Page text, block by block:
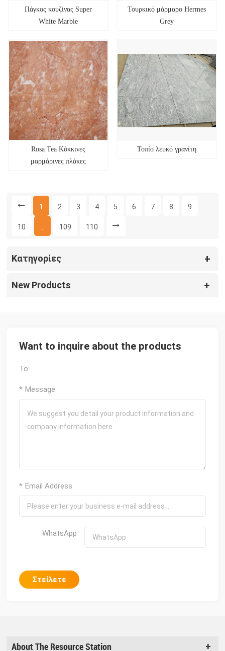
Πάγκος κουζίνας Super
White Marble
Τουρκικό μάρμαρο Hermes
Grey
Rosa Tea Κόκκινες
μαρμάρινες πλάκες
Τοπίο λευκό γρανίτη
1 2 3 4 5 6 7 8 9
10 109 110
Κατηγορίες
New Products
Want to inquire about the products
To:
* Message
* Email Address
WhatsApp
Στείλετε
About The Resource Station